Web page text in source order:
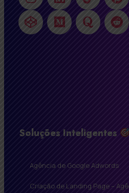
Soluções Inteligentes
Agência de Google Adwords
Criação de Landing Page –